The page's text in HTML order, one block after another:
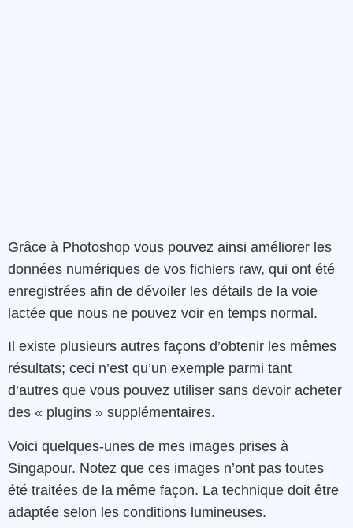
Grâce à Photoshop vous pouvez ainsi améliorer les
données numériques de vos fichiers raw, qui ont été
enregistrées afin de dévoiler les détails de la voie
lactée que nous ne pouvez voir en temps normal.
Il existe plusieurs autres façons d’obtenir les mêmes
résultats; ceci n’est qu’un exemple parmi tant
d’autres que vous pouvez utiliser sans devoir acheter
des « plugins » supplémentaires.
Voici quelques-unes de mes images prises à
Singapour. Notez que ces images n’ont pas toutes
été traitées de la même façon. La technique doit être
adaptée selon les conditions lumineuses.